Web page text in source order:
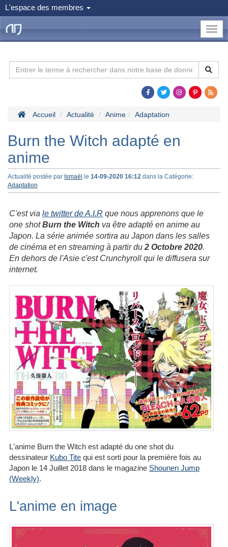
L'espace des membres
le
Dojo
Accueil Actualité Anime Adaptation
Burn the Witch adapté en
anime
Actualité postée par Ismaël le 14-09-2020 16:12 dans la Catégorie:
Adaptation
C'est via le twitter de A.I.R que nous apprenons que le
one shotBurn the Witch va être adapté en anime au
Japon. La série animée sortira au Japon dans les salles
de cinéma et en streaming à partir du 2 Octobre 2020.
En dehors de l'Asie c'est Crunchyroll qui le diffusera sur
internet.
L'anime Burn the Witch est adapté du one shot du
dessinateur Kubo Tite qui est sorti pour la première fois au
Japon le 14 Juillet 2018 dans le magazine Shounen Jump
(Weekly).
L'anime en image